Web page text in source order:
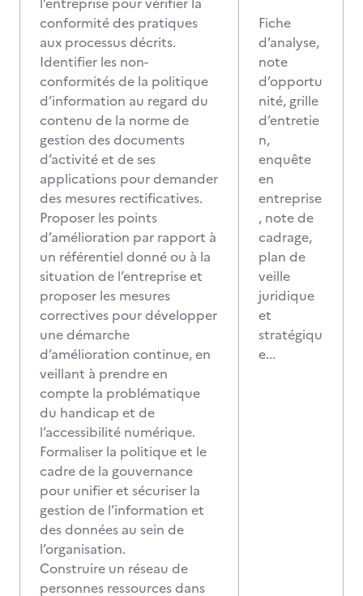
conformité des pratiques
aux processus décrits.
Identifier les non-
conformités de la politique
d’information au regard du
contenu de la norme de
gestion des documents
d’activité et de ses
applications pour demander
des mesures rectificatives.
Proposer les points
d’amélioration par rapport à
un référentiel donné ou à la
situation de l’entreprise et
proposer les mesures
correctives pour développer
une démarche
d’amélioration continue, en
veillant à prendre en
compte la problématique
du handicap et de
l’accessibilité numérique.
Formaliser la politique et le
cadre de la gouvernance
pour unifier et sécuriser la
gestion de l’information et
des données au sein de
l’organisation.
Construire un réseau de
personnes ressources dans
Fiche
d’analyse,
note
d’opportu
nité, grille
d’entretie
n,
enquête
en
entreprise
, note de
cadrage,
plan de
veille
juridique
et
stratégiqu
e...